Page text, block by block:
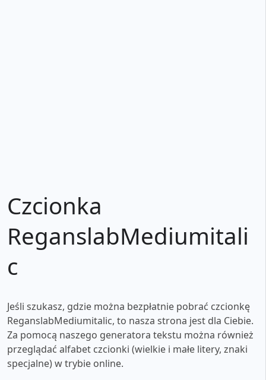
Czcionka
ReganslabMediumitali
c
Jeśli szukasz, gdzie można bezpłatnie pobrać czcionkę
ReganslabMediumitalic, to nasza strona jest dla Ciebie.
Za pomocą naszego generatora tekstu można również
przeglądać alfabet czcionki (wielkie i małe litery, znaki
specjalne) w trybie online.